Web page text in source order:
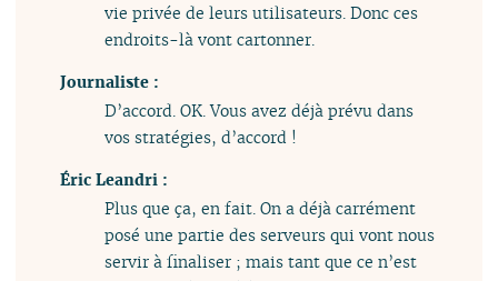
vie privée de leurs utilisateurs. Donc ces
endroits-là vont cartonner.
Journaliste :
D’accord. OK. Vous avez déjà prévu dans
vos stratégies, d’accord !
Éric Leandri :
Plus que ça, en fait. On a déjà carrément
posé une partie des serveurs qui vont nous
servir à finaliser ; mais tant que ce n’est